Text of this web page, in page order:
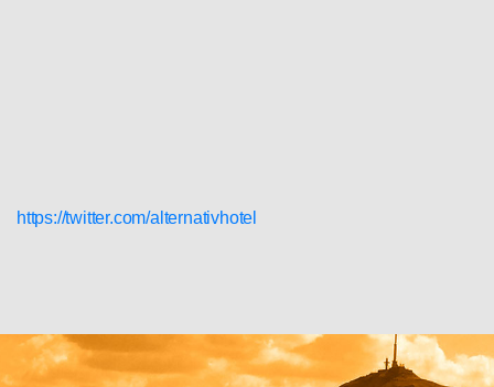
https://twitter.com/alternativhotel